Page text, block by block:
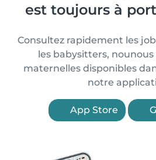
est toujours à
Consultez rapidement les
les babysitters,
maternelles disponibles
notre
App Store